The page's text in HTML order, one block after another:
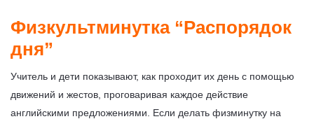
Физкультминутка “Распорядок
дня”
Учитель и дети показывают, как проходит их день с помощью
движений и жестов, проговаривая каждое действие
английскими предложениями. Если делать физминутку на